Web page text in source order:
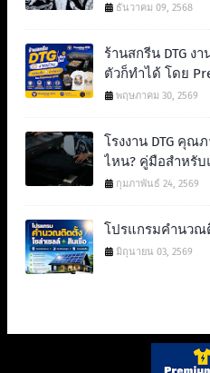
ธันวาคม 09, 2568
ร้านสกรีน DTG ง
ตัวก็ทำได้ โดย
พฤษภาคม 30, 2569
โรงงาน DTG คุณ
ไหน? คู่มือสำหรั
กุมภาพันธ์ 24, 2569
โปรแกรมคำนวณ
มิถุนายน 03, 2569